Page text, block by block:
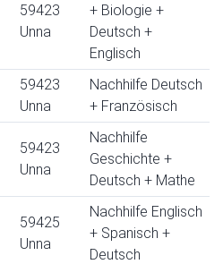
59423
Unna
+ Biologie +
Deutsch +
Englisch
59423
Unna
Nachhilfe Deutsch
+ Französisch
59423
Unna
Nachhilfe
Geschichte +
Deutsch + Mathe
59425
Unna
Nachhilfe Englisch
+ Spanisch +
Deutsch